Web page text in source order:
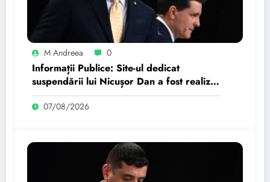
M Andreea 0
Informații Publice: Site-ul dedicat
suspendării lui Nicușor Dan a fost realizat
de un moldovean plătit de AUR cu…
07/08/2026